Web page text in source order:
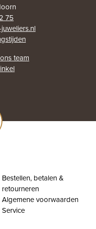
75
ons team
Bestellen, betalen &
retourneren
Algemene voorwaarden
Service